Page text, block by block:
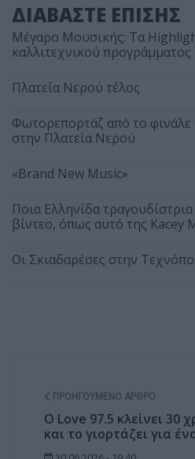
ΔΙΑΒΑΣΤΕ ΕΠΙΣΗΣ
Μέγαρο Μουσικής: Τα
καλλιτεχνικού προγράμματος
Πλατεία Νερού τέλος
Φωτορεπορτάζ από το φινάλε
στην Πλατεία Νερού
«Brand New Music»
Ποια Ελληνίδα
βίντεο, όπως αυτό της Kacey
Οι Σκιαδαρέσες στην
ΠΡΟΗΓΟΎΜΕΝΟ ΆΡΘΡΟ
Ο Love 97.5 κλείνει 30
και το γιορτάζει για